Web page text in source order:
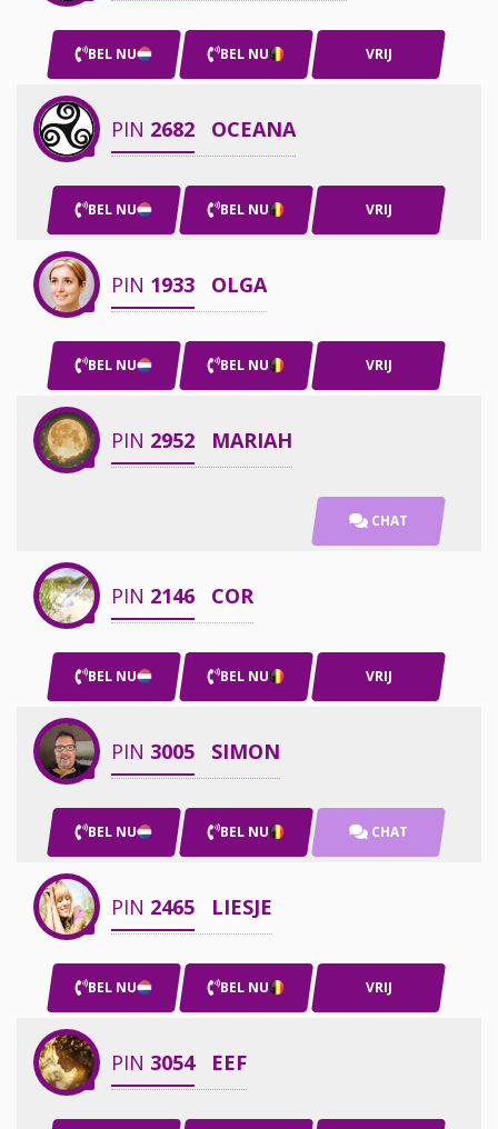
BEL NU BEL NU VRIJ
PIN 2682 OCEANA
BEL NU BEL NU VRIJ
PIN 1933 OLGA
BEL NU BEL NU VRIJ
PIN 2952 MARIAH
CHAT
PIN 2146 COR
BEL NU BEL NU VRIJ
PIN 3005 SIMON
BEL NU BEL NU CHAT
PIN 2465 LIESJE
BEL NU BEL NU VRIJ
PIN 3054 EEF